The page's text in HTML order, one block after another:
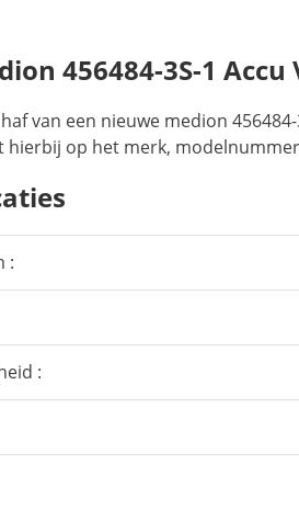
456484-3S-1
van een nieuwe medion
hierbij op het merk,
:
: